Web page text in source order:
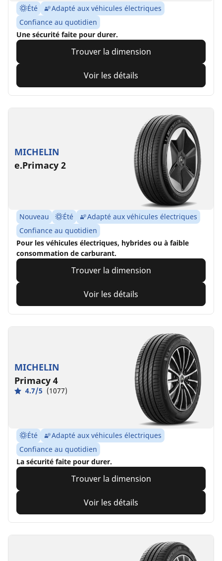
Été
Adapté aux véhicules électriques
Confiance au quotidien
Une sécurité faite pour durer.
Trouver la dimension
Voir les détails
MICHELIN
e.Primacy 2
Nouveau Été
Adapté aux véhicules électriques
Confiance au quotidien
Pour les véhicules électriques, hybrides ou à faible
consommation de carburant.
Trouver la dimension
Voir les détails
MICHELIN
Primacy 4
4.7/5 (1077)
Été
Adapté aux véhicules électriques
Confiance au quotidien
La sécurité faite pour durer.
Trouver la dimension
Voir les détails